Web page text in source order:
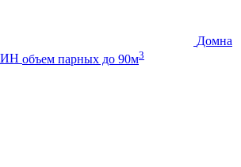
Домна
объем парных до 90м3